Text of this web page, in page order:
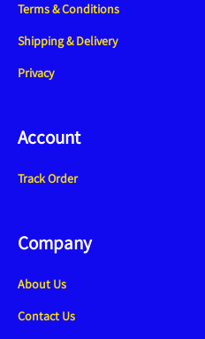
Terms & Conditions
Shipping & Delivery
Privacy
Account
Track Order
Company
About Us
Contact Us